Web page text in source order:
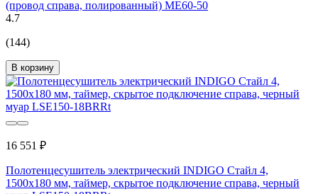
(провод справа, полированный) ME60-50
4.7
(144)
В корзину
16 551 ₽
Полотенцесушитель электрический INDIGO Стайл 4,
1500x180 мм, таймер, скрытое подключение справа, черный